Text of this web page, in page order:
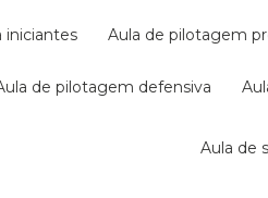
iniciantes aula de pilotagem
aula de pilotagem defensiva
aula